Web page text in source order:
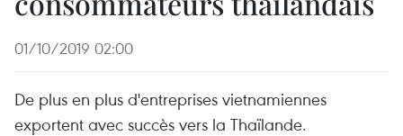
01/10/2019 02:00
De plus en plus d'entreprises vietnamiennes
exportent avec succès vers la Thaïlande.